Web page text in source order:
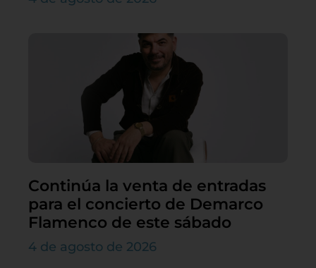
Continúa la venta de entradas
para el concierto de Demarco
Flamenco de este sábado
4 de agosto de 2026